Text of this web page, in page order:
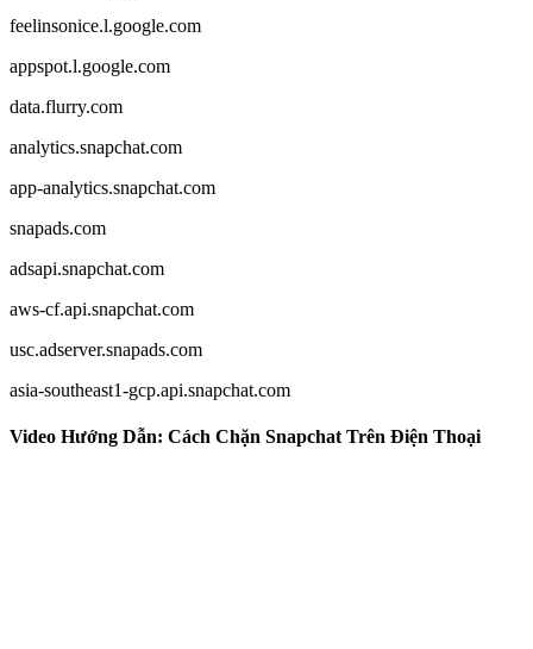
feelinsonice.l.google.com
appspot.l.google.com
data.flurry.com
analytics.snapchat.com
app-analytics.snapchat.com
snapads.com
adsapi.snapchat.com
aws-cf.api.snapchat.com
usc.adserver.snapads.com
asia-southeast1-gcp.api.snapchat.com
Video Hướng Dẫn: Cách Chặn Snapchat Trên Điện Thoại